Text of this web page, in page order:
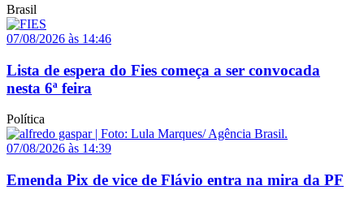
Brasil
07/08/2026 às 14:46
Lista de espera do Fies começa a ser convocada
nesta 6ª feira
Política
07/08/2026 às 14:39
Emenda Pix de vice de Flávio entra na mira da PF